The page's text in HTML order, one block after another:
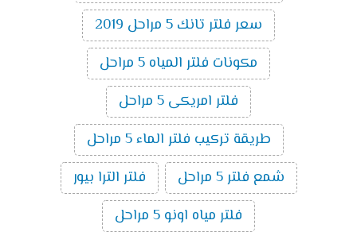
سعر فلتر تانك 5 مراحل 2019
مكونات فلتر المياه 5 مراحل
فلتر امريكى 5 مراحل
طريقة تركيب فلتر الماء 5 مراحل
شمع فلتر 5 مراحل
فلتر الترا بيور
فلتر مياه اونو 5 مراحل